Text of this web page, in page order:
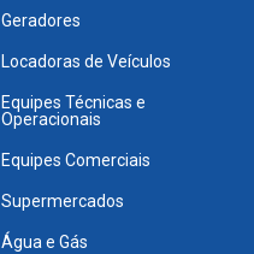
Geradores
Locadoras de Veículos
Equipes Técnicas e
Operacionais
Equipes Comerciais
Supermercados
Água e Gás